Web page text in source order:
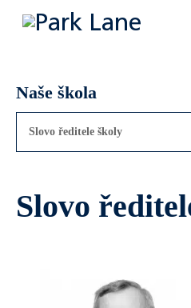
Naše škola
Slovo